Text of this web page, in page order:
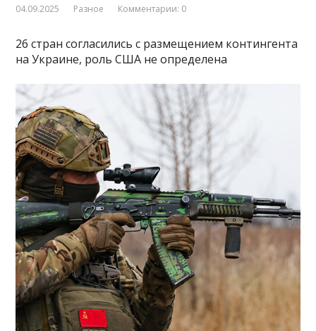
04.09.2025 Разное Комментарии: 0
26 стран согласились с размещением контингента
на Украине, роль США не определена